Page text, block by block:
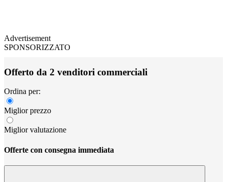
Advertisement
SPONSORIZZATO
Offerto da 2 venditori commerciali
Ordina per:
Miglior prezzo
Miglior valutazione
Offerte con consegna immediata